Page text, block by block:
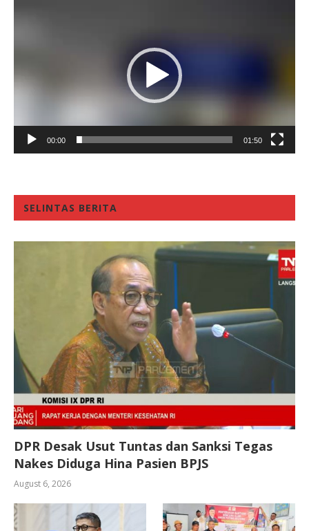
00:00 01:50
SELINTAS BERITA
DPR Desak Usut Tuntas dan Sanksi Tegas
Nakes Diduga Hina Pasien BPJS
August 6, 2026